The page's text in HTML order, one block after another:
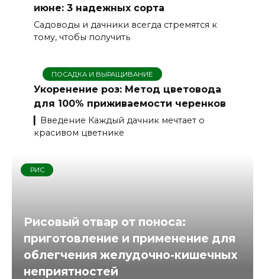
июне: 3 надежных сорта
Садоводы и дачники всегда стремятся к
тому, чтобы получить
ПОСАДКА И ВЫРАЩИВАНИЕ
Укоренение роз: Метод цветовода
для 100% приживаемости черенков
▎Введение Каждый дачник мечтает о
красивом цветнике
РИС
Рисовый отвар от поноса:
приготовление и применение для
облегчения желудочно-кишечных
неприятностей